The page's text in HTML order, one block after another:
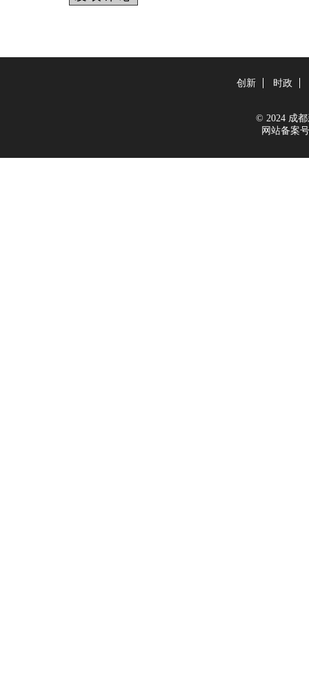
创新 时政
© 2024 成都
网站备案